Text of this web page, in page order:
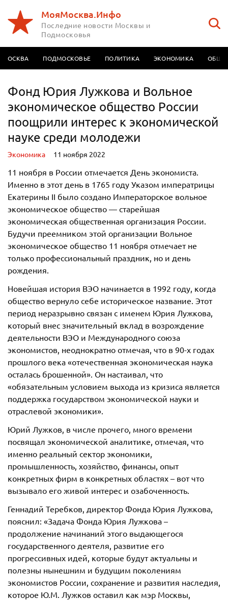
МояМосква.Инфо
Последние новости Москвы и
Подмосковья
МОСКВА ПОДМОСКОВЬЕ ПОЛИТИКА ЭКОНОМИКА
Фонд Юрия Лужкова и Вольное
экономическое общество России
поощрили интерес к экономической
науке среди молодежи
Экономика 11 ноября 2022
11 ноября в России отмечается День экономиста.
Именно в этот день в 1765 году Указом императрицы
Екатерины II было создано Императорское вольное
экономическое общество — старейшая
экономическая общественная организация России.
Будучи преемником этой организации Вольное
экономическое общество 11 ноября отмечает не
только профессиональный праздник, но и день
рождения.
Новейшая история ВЭО начинается в 1992 году, когда
общество вернуло себе историческое название. Этот
период неразрывно связан с именем Юрия Лужкова,
который внес значительный вклад в возрождение
деятельности ВЭО и Международного союза
экономистов, неоднократно отмечая, что в 90-х годах
прошлого века «отечественная экономическая наука
осталась брошенной». Он настаивал, что
«обязательным условием выхода из кризиса является
поддержка государством экономической науки и
отраслевой экономики».
Юрий Лужков, в числе прочего, много времени
посвящал экономической аналитике, отмечая, что
именно реальный сектор экономики,
промышленность, хозяйство, финансы, опыт
конкретных фирм в конкретных областях – вот что
вызывало его живой интерес и озабоченность.
Геннадий Теребков, директор Фонда Юрия Лужкова,
пояснил: «Задача Фонда Юрия Лужкова –
продолжение начинаний этого выдающегося
государственного деятеля, развитие его
прогрессивных идей, которые будут актуальны и
полезны нынешним и будущим поколениям
экономистов России, сохранение и развития наследия,
которое Ю.М. Лужков оставил как мэр Москвы,